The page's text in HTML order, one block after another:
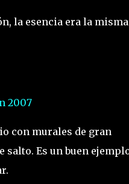
la esencia era la
2007
con murales de gran
Es un buen